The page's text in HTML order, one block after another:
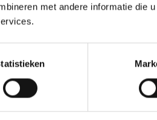
met andere informatie die